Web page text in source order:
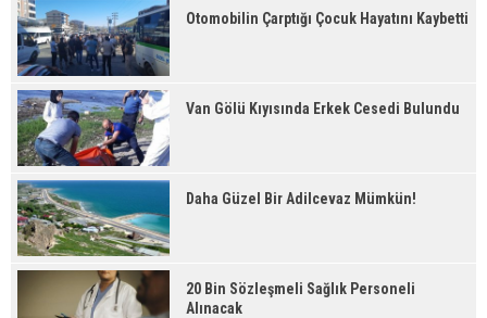
Otomobilin Çarptığı Çocuk Hayatını Kaybetti
Van Gölü Kıyısında Erkek Cesedi Bulundu
Daha Güzel Bir Adilcevaz Mümkün!
20 Bin Sözleşmeli Sağlık Personeli
Alınacak